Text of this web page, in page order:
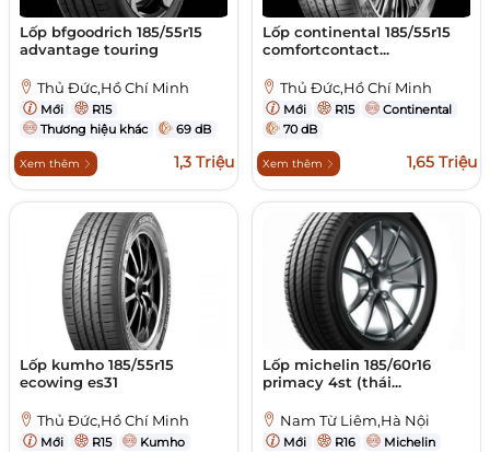
Lốp bfgoodrich 185/55r15
advantage touring
Thủ Đức,Hồ Chí Minh
Mới
R15
Thương hiệu khác
69 dB
Xem thêm 1,3 Triệu
Lốp continental 185/55r15
comfortcontact...
Thủ Đức,Hồ Chí Minh
Mới R15
Continental
70 dB
Xem thêm 1,65 Triệu
Lốp kumho 185/55r15
ecowing es31
Thủ Đức,Hồ Chí Minh
Mới R15
Kumho
Lốp michelin 185/60r16
primacy 4st (thái...
Nam Từ Liêm,Hà Nội
Mới R16 Michelin